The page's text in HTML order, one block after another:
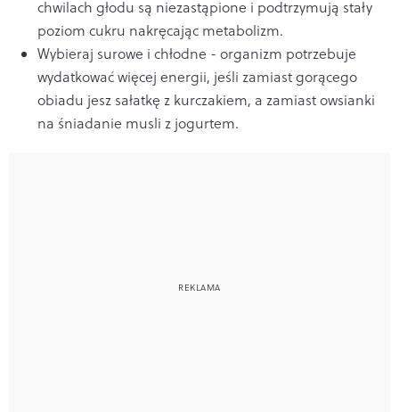
chwilach głodu są niezastąpione i podtrzymują stały
poziom cukru nakręcając metabolizm.
Wybieraj surowe i chłodne - organizm potrzebuje
wydatkować więcej energii, jeśli zamiast gorącego
obiadu jesz sałatkę z kurczakiem, a zamiast owsianki
na śniadanie musli z jogurtem.